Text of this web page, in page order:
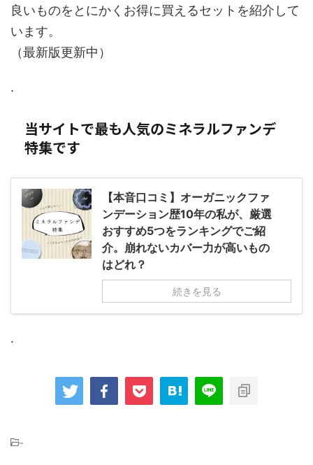
良いものをとにかくお得に買えるセットを紹介して
います。
（最新版更新中）
.
当サイトで最も人気のミネラルファンデ
特集です
【本音口コミ】オーガニックファ
ンデーション歴10年の私が、厳選
おすすめ5つをランキングでご紹
介。崩れないカバー力が高いもの
はどれ？
続きを見る
.
-